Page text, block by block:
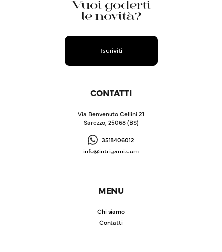
Vuoi goderti
le novità?
Iscriviti
CONTATTI
Via Benvenuto Cellini 21
Sarezzo, 25068 (BS)
3518406012
info@intrigami.com
MENU
Chi siamo
Contatti